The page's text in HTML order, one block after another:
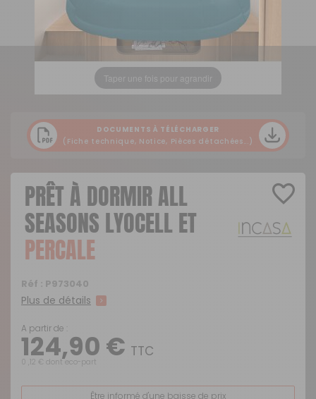
Taper une fois pour agrandir
DOCUMENTS À TÉLÉCHARGER
(Fiche technique, Notice, Pièces détachées...)
PRÊT À DORMIR ALL
SEASONS LYOCELL ET
PERCALE
Réf : P973040
Plus de détails
A partir de :
124,90 € TTC
0 ,12 € dont eco-part
Être informé d'une baisse de prix